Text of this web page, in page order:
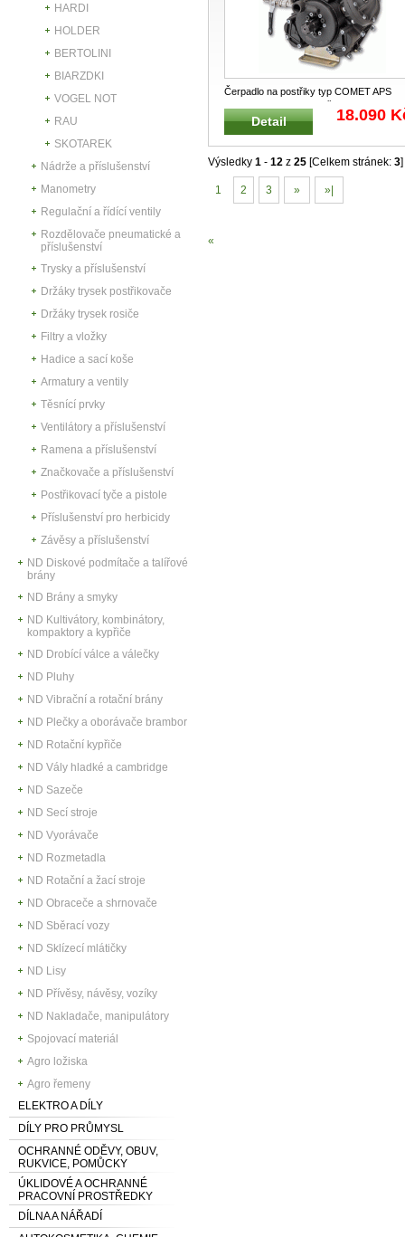
HARDI
HOLDER
BERTOLINI
BIARZDKI
VOGEL NOT
RAU
SKOTAREK
Nádrže a příslušenství
Manometry
Regulační a řídící ventily
Rozdělovače pneumatické a
příslušenství
Trysky a příslušenství
Držáky trysek postřikovače
Držáky trysek rosiče
Filtry a vložky
Hadice a sací koše
Armatury a ventily
Těsnící prvky
Ventilátory a příslušenství
Ramena a příslušenství
Značkovače a příslušenství
Postřikovací tyče a pistole
Příslušenství pro herbicidy
Závěsy a příslušenství
ND Diskové podmítače a talířové
brány
ND Brány a smyky
ND Kultivátory, kombinátory,
kompaktory a kypřiče
ND Drobící válce a válečky
ND Pluhy
ND Vibrační a rotační brány
ND Plečky a oborávače brambor
ND Rotační kypřiče
ND Vály hladké a cambridge
ND Sazeče
ND Secí stroje
ND Vyorávače
ND Rozmetadla
ND Rotační a žací stroje
ND Obraceče a shrnovače
ND Sběrací vozy
ND Sklízecí mlátičky
ND Lisy
ND Přívěsy, návěsy, vozíky
ND Nakladače, manipulátory
Spojovací materiál
Agro ložiska
Agro řemeny
ELEKTRO A DÍLY
DÍLY PRO PRŮMYSL
OCHRANNÉ ODĚVY, OBUV,
RUKVICE, POMŮCKY
ÚKLIDOVÉ A OCHRANNÉ
PRACOVNÍ PROSTŘEDKY
DÍLNA A NÁŘADÍ
Čerpadlo na postřiky typ COMET APS
71 s průběžnou hřídelí Čerpadlo je vh
Detail 18.090
Výsledky 1 - 12 z 25 [Celkem stránek: 3]
1 2 3 » »|
«